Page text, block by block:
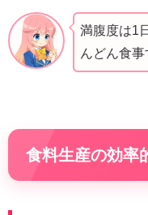
満腹度は1
んどん食
食料生産の効率